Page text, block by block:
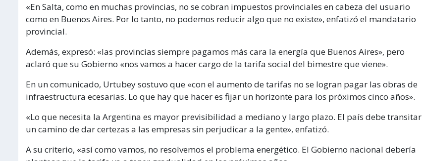
«En Salta, como en muchas provincias, no se cobran impuestos provinciales en cabeza del usuario
como en Buenos Aires. Por lo tanto, no podemos reducir algo que no existe», enfatizó el mandatario
provincial.
Además, expresó: «las provincias siempre pagamos más cara la energía que Buenos Aires», pero
aclaró que su Gobierno «nos vamos a hacer cargo de la tarifa social del bimestre que viene».
En un comunicado, Urtubey sostuvo que «con el aumento de tarifas no se logran pagar las obras de
infraestructura ecesarias. Lo que hay que hacer es fijar un horizonte para los próximos cinco años».
«Lo que necesita la Argentina es mayor previsibilidad a mediano y largo plazo. El país debe transitar
un camino de dar certezas a las empresas sin perjudicar a la gente», enfatizó.
A su criterio, «así como vamos, no resolvemos el problema energético. El Gobierno nacional debería